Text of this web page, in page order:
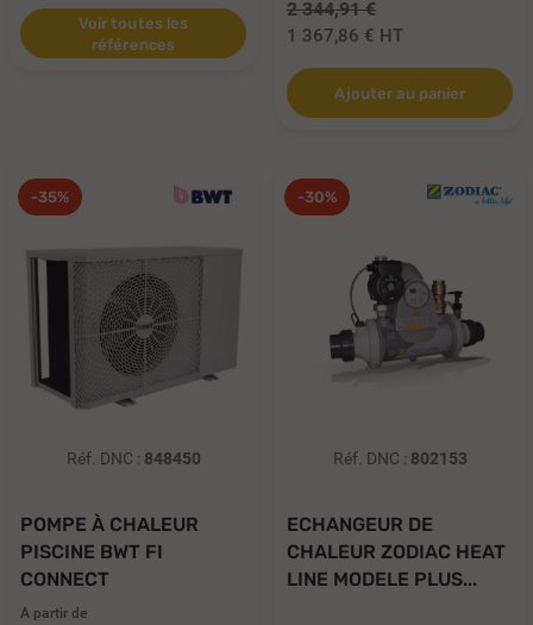
Voir toutes les
références
2 344,91 €
1 367,86 € HT
Ajouter au panier
-35%
Réf. DNC : 848450
POMPE À CHALEUR
PISCINE BWT FI
CONNECT
A partir de
-30%
Réf. DNC : 802153
ECHANGEUR DE
CHALEUR ZODIAC HEAT
LINE MODELE PLUS...